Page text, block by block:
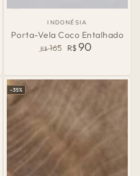
País
Origem:
INDONÉSIA
Porta-Vela Coco Entalhado
R$ 165
venda
R$90
–35%